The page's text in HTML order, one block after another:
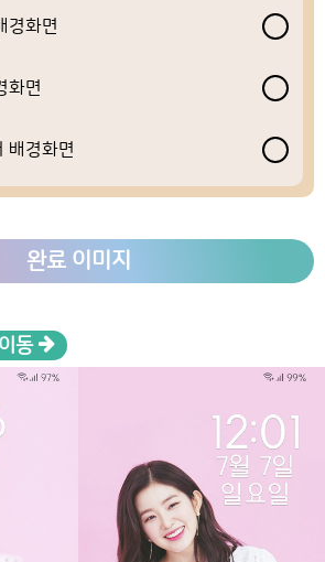
경화면
화면
배경화면
완료 이미지
동